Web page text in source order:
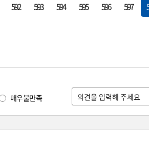
592 593 594 595 596 597
매우불만족